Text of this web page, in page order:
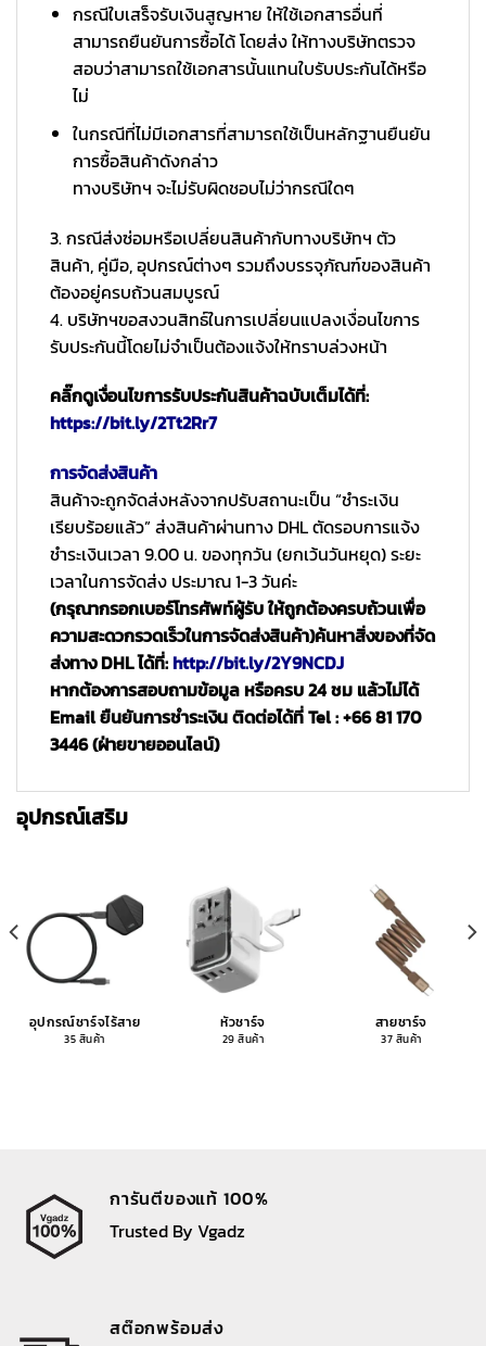
กรณีใบเสร็จรับเงินสูญหาย ให้ใช้เอกสารอื่นที่
สามารถยืนยันการซื้อได้ โดยส่ง ให้ทางบริษัทตรวจ
สอบว่าสามารถใช้เอกสารนั้นแทนใบรับประกันได้หรือ
ไม่
ในกรณีที่ไม่มีเอกสารที่สามารถใช้เป็นหลักฐานยืนยัน
การซื้อสินค้าดังกล่าว
ทางบริษัทฯ จะไม่รับผิดชอบไม่ว่ากรณีใดๆ
3. กรณีส่งซ่อมหรือเปลี่ยนสินค้ากับทางบริษัทฯ ตัว
สินค้า, คู่มือ, อุปกรณ์ต่างๆ รวมถึงบรรจุภัณฑ์ของสินค้า
ต้องอยู่ครบถ้วนสมบูรณ์
4. บริษัทฯขอสงวนสิทธ์ในการเปลี่ยนแปลงเงื่อนไขการ
รับประกันนี้โดยไม่จำเป็นต้องแจ้งให้ทราบล่วงหน้า
คลิ๊กดูเงื่อนไขการรับประกันสินค้าฉบับเต็มได้ที่:
https://bit.ly/2Tt2Rr7
การจัดส่งสินค้า
สินค้าจะถูกจัดส่งหลังจากปรับสถานะเป็น “ชำระเงิน
เรียบร้อยแล้ว” ส่งสินค้าผ่านทาง DHL ตัดรอบการแจ้ง
ชำระเงินเวลา 9.00 น. ของทุกวัน (ยกเว้นวันหยุด) ระยะ
เวลาในการจัดส่ง ประมาณ 1-3 วันค่ะ
(กรุณากรอกเบอร์โทรศัพท์ผู้รับ ให้ถูกต้องครบถ้วนเพื่อ
ความสะดวกรวดเร็วในการจัดส่งสินค้า)ค้นหาสิ่งของที่จัด
ส่งทาง DHL ได้ที่:http://bit.ly/2Y9NCDJ
หากต้องการสอบถามข้อมูล หรือครบ 24 ชม แล้วไม่ได้
Email ยืนยันการชำระเงิน ติดต่อได้ที่ Tel : +66 81 170
3446 (ฝ่ายขายออนไลน์)
อุปกรณ์เสริม
อุปกรณ์ชาร์จไร้สาย
35 สินค้า
หัวชาร์จ
29 สินค้า
สายชาร์จ
37 สินค้า
การันตีของแท้ 100%
Trusted By Vgadz
สต๊อกพร้อมส่ง